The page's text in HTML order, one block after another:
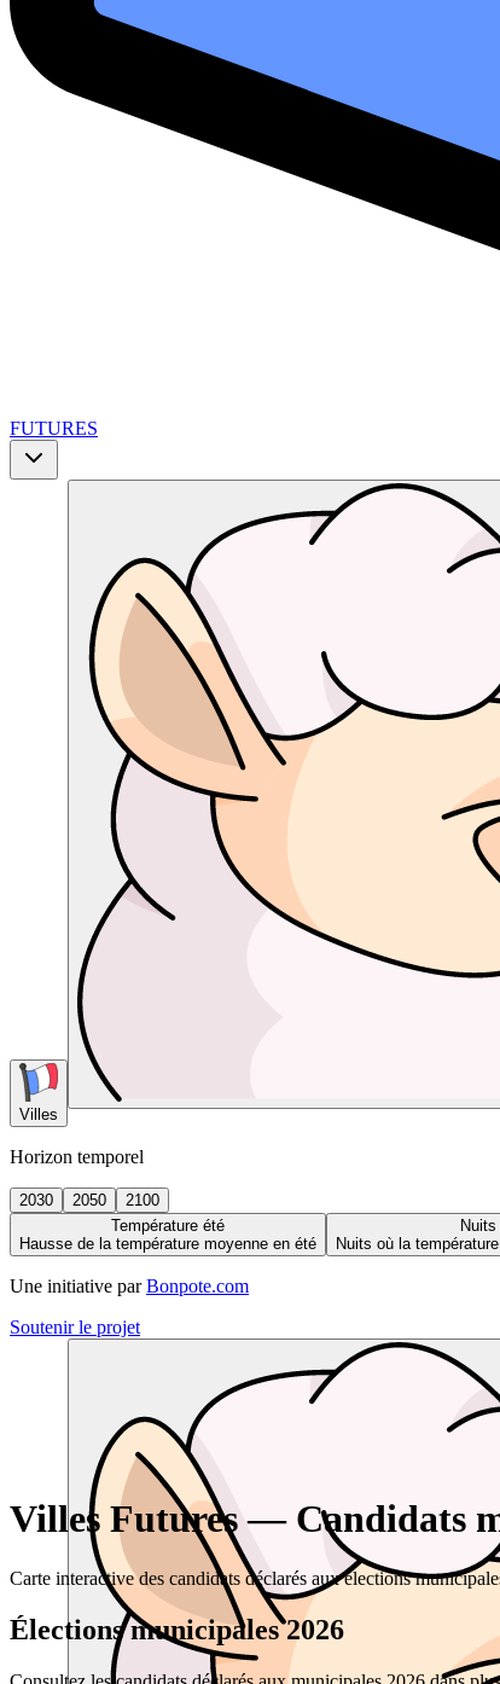
FUTURES
Villes
Horizon temporel
2030 2050
2100
Température été
Hausse de la température moyenne en été
Nuits où la
Une initiative par Bonpote.com
Soutenir le projet
Villes Futures — Candidats
Carte interactive des candidats déclarés aux élections
Élections municipales 2026